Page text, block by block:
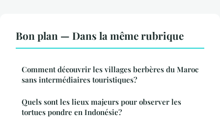
Bon plan — Dans la même rubrique
Comment découvrir les villages berbères du Maroc
sans intermédiaires touristiques?
Quels sont les lieux majeurs pour observer les
tortues pondre en Indonésie?